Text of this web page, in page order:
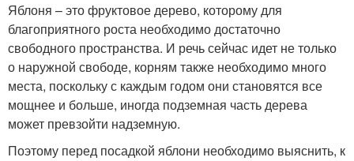
Яблоня – это фруктовое дерево, которому для
благоприятного роста необходимо достаточно
свободного пространства. И речь сейчас идет не только
о наружной свободе, корням также необходимо много
места, поскольку с каждым годом они становятся все
мощнее и больше, иногда подземная часть дерева
может превзойти надземную.
Поэтому перед посадкой яблони необходимо выяснить, к